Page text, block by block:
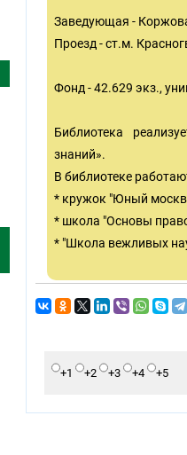
Заведующая -
Проезд - ст.м.
Фонд - 42.629 экз.,
Библиотека
знаний».
В библиотеке
* кружок "Юный
* школа "Основы
* "Школа вежливых
+1 +2 +3 +4 +5